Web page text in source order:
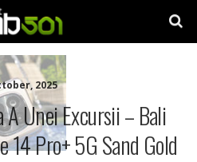
2025
Unei Excursii – Bali
Pro+ 5G Sand Gold